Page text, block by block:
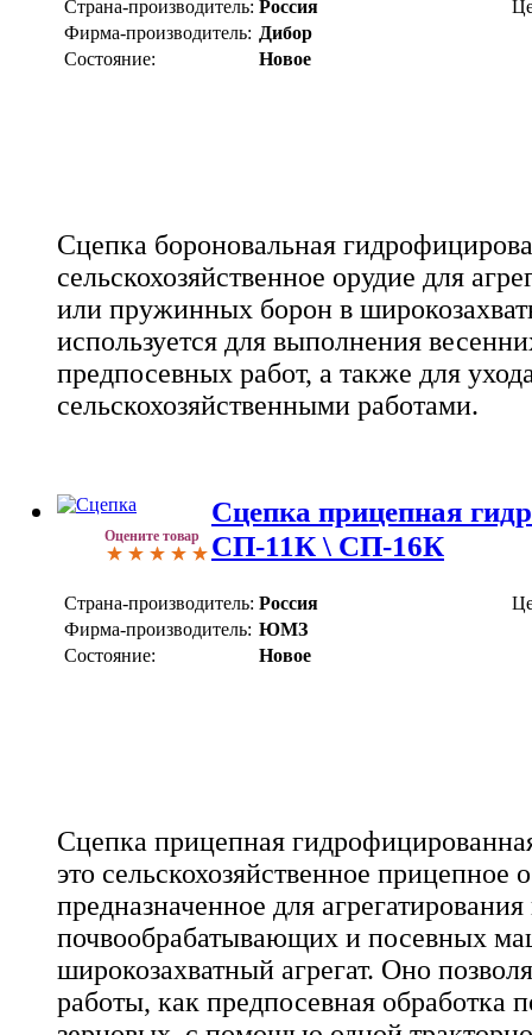
Страна-производитель: Россия
Фирма-производитель: Дибор
Состояние:
Новое
Сцепка бороновальная
сельскохозяйственное орудие для
или пружинных борон в
используется для выполнения
предпосевных работ, а также для
сельскохозяйственными работами.
Оцените товар
Сцепка прицепная
СП-11К \ СП-16К
Страна-производитель: Россия
Фирма-производитель: ЮМЗ
Состояние:
Новое
Сцепка прицепная
это сельскохозяйственное прицепное
предназначенное для
почвообрабатывающих и посевных
широкозахватный агрегат. Оно
работы, как предпосевная обработка